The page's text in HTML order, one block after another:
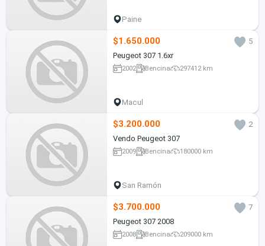
Paine
$1.650.000
5
Peugeot 307 1.6xr
2002 Bencina 297412 km
Macul
$3.200.000
2
Vendo Peugeot 307
2009 Bencina 180000 km
San Ramón
$3.700.000
7
Peugeot 307 2008
2008 Bencina 209000 km